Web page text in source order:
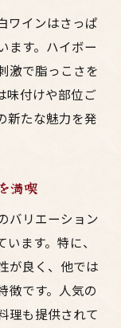
ワインはさっぱ
ます。ハイボー
激で脂っこさを
味付けや部位ご
新たな魅力を発
満喫
バリエーション
ます。特に、
が良く、他では
徴です。人気の
理も提供されて